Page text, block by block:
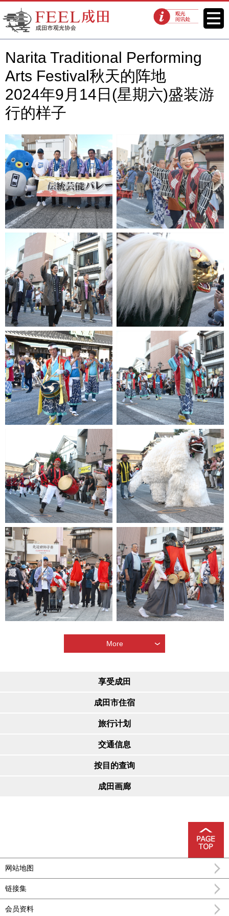
FEEL成田成田市观光协会官方网
站
观光问讯处 菜单
Narita Traditional Performing
Arts Festival秋天的阵地
2024年9月14日(星期六)盛装游
行的样子
More
享受成田
成田市住宿
旅行计划
交通信息
按目的查询
成田画廊
网站地图
链接集
会员资料